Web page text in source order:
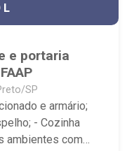
L
e portaria
SP
e armário;
- Cozinha
ambientes com